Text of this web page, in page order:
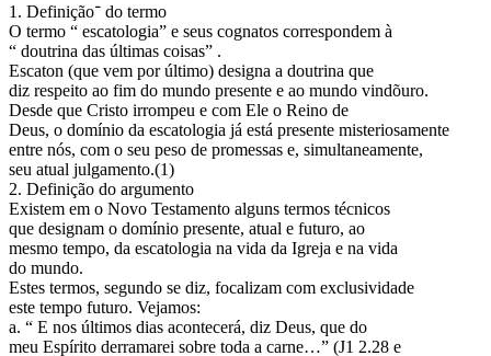
1. Definição־ do termo
O termo “ escatologia” e seus cognatos correspondem à
“ doutrina das últimas coisas” .
Escaton (que vem por último) designa a doutrina que
diz respeito ao fim do mundo presente e ao mundo vindõuro.
Desde que Cristo irrompeu e com Ele o Reino de
Deus, o domínio da escatologia já está presente misteriosamente
entre nós, com o seu peso de promessas e, simultaneamente,
seu atual julgamento.(1)
2. Definição do argumento
Existem em o Novo Testamento alguns termos técnicos
que designam o domínio presente, atual e futuro, ao
mesmo tempo, da escatologia na vida da Igreja e na vida
do mundo.
Estes termos, segundo se diz, focalizam com exclusividade
este tempo futuro. Vejamos:
a. “ E nos últimos dias acontecerá, diz Deus, que do
meu Espírito derramarei sobre toda a carne…” (J1 2.28 e